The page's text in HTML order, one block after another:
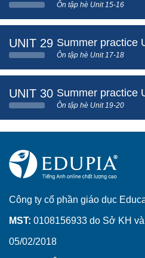
Ôn tập hè Unit 15-16
UNIT 29 Summer practice
Ôn tập hè Unit 17-18
UNIT 30 Summer practice
Ôn tập hè Unit 19-20
Công ty cổ phần giáo dục
MST: 0108156933 do Sở KH
05/02/2018